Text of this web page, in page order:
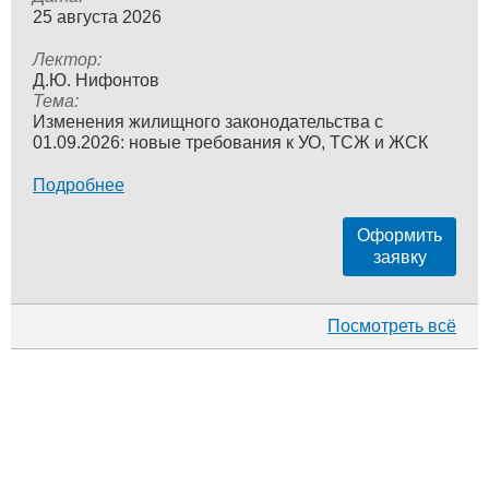
25 августа 2026
Лектор:
Д.Ю. Нифонтов
Тема:
Изменения жилищного законодательства с
01.09.2026: новые требования к УО, ТСЖ и ЖСК
Подробнее
Оформить
заявку
Посмотреть всё